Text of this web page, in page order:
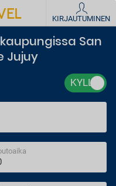
KIRJAUTUMINEN
San
Jujuy